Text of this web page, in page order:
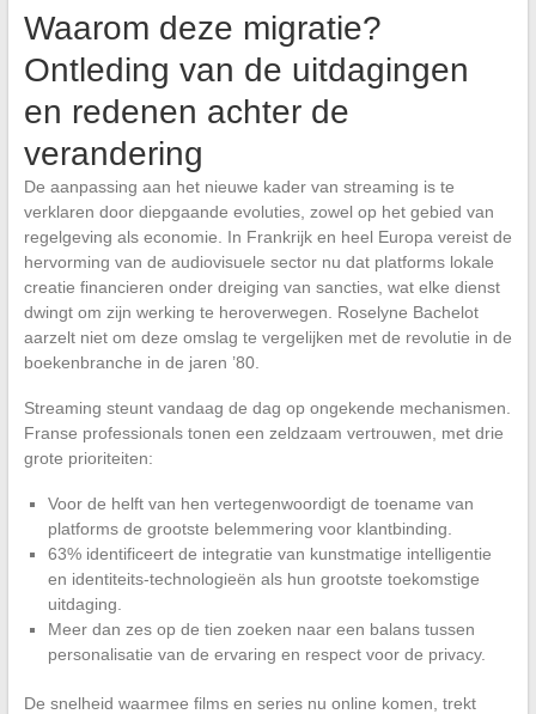
Waarom deze migratie?
Ontleding van de uitdagingen
en redenen achter de
verandering
De aanpassing aan het nieuwe kader van streaming is te
verklaren door diepgaande evoluties, zowel op het gebied van
regelgeving als economie. In Frankrijk en heel Europa vereist de
hervorming van de audiovisuele sector nu dat platforms lokale
creatie financieren onder dreiging van sancties, wat elke dienst
dwingt om zijn werking te heroverwegen. Roselyne Bachelot
aarzelt niet om deze omslag te vergelijken met de revolutie in de
boekenbranche in de jaren ’80.
Streaming steunt vandaag de dag op ongekende mechanismen.
Franse professionals tonen een zeldzaam vertrouwen, met drie
grote prioriteiten:
Voor de helft van hen vertegenwoordigt de toename van
platforms de grootste belemmering voor klantbinding.
63% identificeert de integratie van kunstmatige intelligentie
en identiteits-technologieën als hun grootste toekomstige
uitdaging.
Meer dan zes op de tien zoeken naar een balans tussen
personalisatie van de ervaring en respect voor de privacy.
De snelheid waarmee films en series nu online komen, trekt